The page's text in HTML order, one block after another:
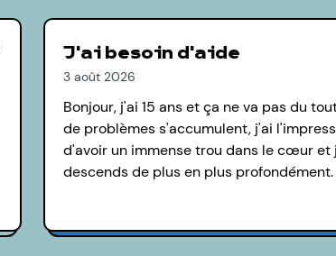
J'ai besoin d'aide
3 août 2026
Bonjour, j'ai 15 ans et ça ne va pas du
de problèmes s'accumulent, j'ai
d'avoir un immense trou dans le cœur et
descends de plus en plus profondément.